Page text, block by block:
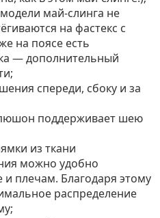
май-слинга не
на фастекс с
на поясе есть
— дополнительный
спереди, сбоку и за
поддерживает шею
из ткани
можно удобно
и плечам. Благодаря этому
распределение